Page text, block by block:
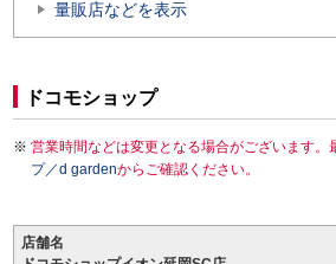
量販店などを表示
ドコモショップ
営業時間などは変更となる場合がございます。
プ／d gardenからご確認ください。
店舗名